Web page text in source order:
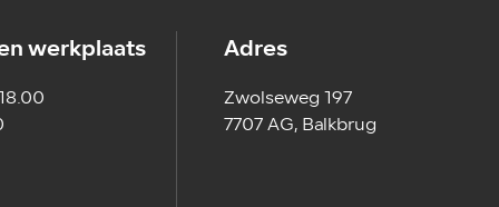
werkplaats Adres
Zwolseweg 197
7707 AG, Balkbrug